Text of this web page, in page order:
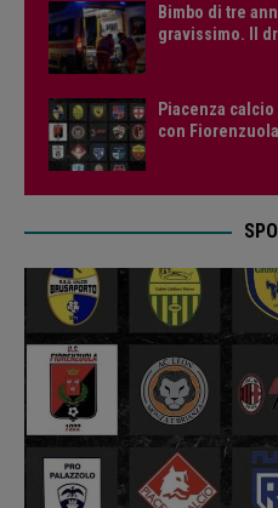
Bimbo di tre
gravissimo. Il
Piacenza
con